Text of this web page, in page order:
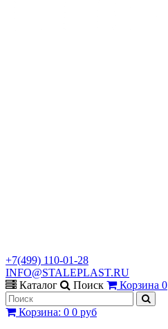
+7(499) 110-01-28
INFO@STALEPLAST.RU
Каталог
Поиск Корзина 0
Корзина: 0 0 руб